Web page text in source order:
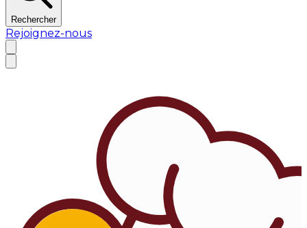
Rechercher
Rejoignez-nous